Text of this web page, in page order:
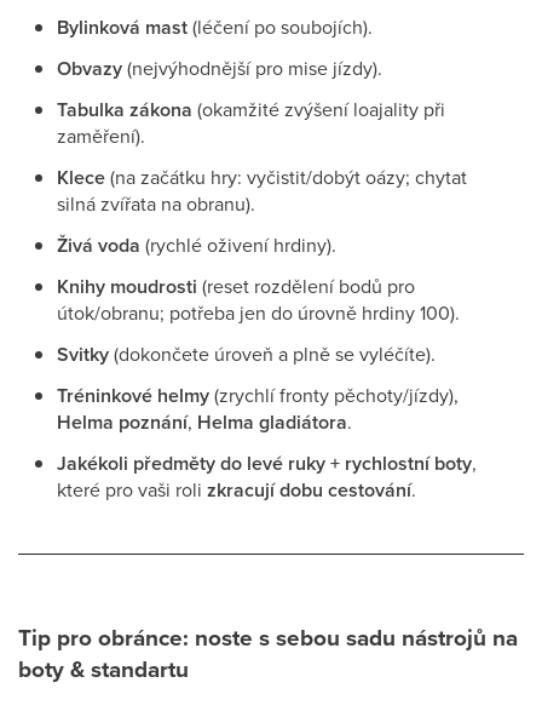
Bylinková mast(léčení po soubojích).
Obvazy(nejvýhodnější pro mise jízdy).
Tabulka zákona (okamžité zvýšení loajality při
zaměření).
Klece(na začátku hry: vyčistit/dobýt oázy; chytat
silná zvířata na obranu).
Živá voda (rychlé oživení hrdiny).
Knihy moudrosti (reset rozdělení bodů pro
útok/obranu; potřeba jen do úrovně hrdiny 100).
Svitky(dokončete úroveň a plně se vyléčíte).
Tréninkové helmy(zrychlí fronty pěchoty/jízdy),
Helma poznání, Helma gladiátora.
Jakékoli předměty do levé ruky + rychlostní boty,
které pro vaši roli zkracují dobu cestování.
Tip pro obránce: noste s sebou sadu nástrojů na
boty & standartu